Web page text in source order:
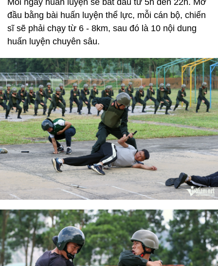
đầu bằng bài huấn luyện thể lực, mỗi cán bộ, chiến
sĩ sẽ phải chạy từ 6 - 8km, sau đó là 10 nội dung
huấn luyện chuyên sâu.